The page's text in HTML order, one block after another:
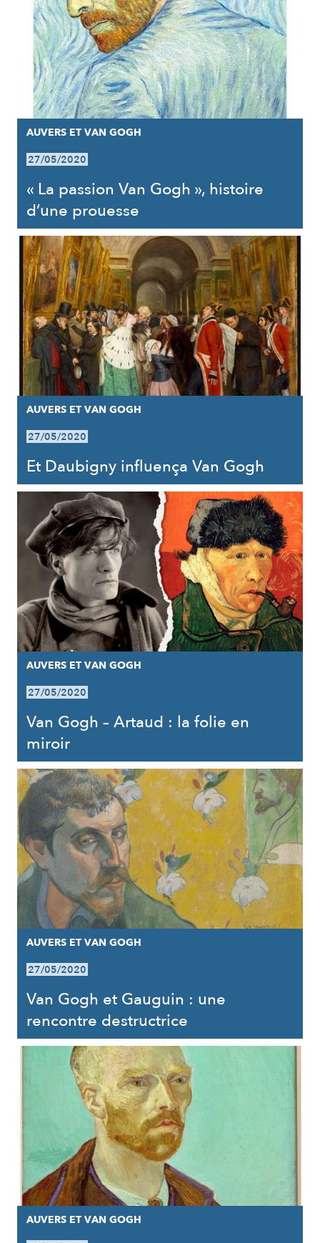
AUVERS ET VAN GOGH
27/05/2020
« La passion Van Gogh », histoire
d’une prouesse
AUVERS ET VAN GOGH
27/05/2020
Et Daubigny influença Van Gogh
AUVERS ET VAN GOGH
27/05/2020
Van Gogh – Artaud : la folie en
miroir
AUVERS ET VAN GOGH
27/05/2020
Van Gogh et Gauguin : une
rencontre destructrice
AUVERS ET VAN GOGH